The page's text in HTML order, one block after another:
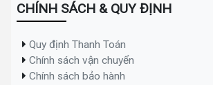
CHÍNH SÁCH & QUY ĐỊNH
Quy định Thanh Toán
Chính sách vận chuyển
Chính sách bảo hành